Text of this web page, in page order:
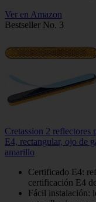
Ver en Amazon
Bestseller No. 3
Cretassion 2
E4, rectangular, ojo de
amarillo
Certificado E4:
certificación E4
Fácil instalación: